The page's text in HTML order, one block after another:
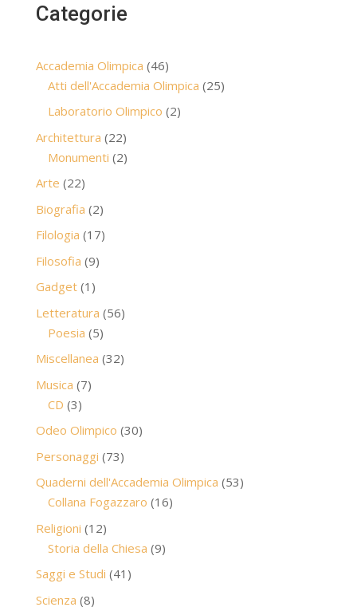
Categorie
Accademia Olimpica 4646
prodotti
Atti dell'Accademia Olimpica 2525
Laboratorio Olimpico 22
Architettura 2222
prodotti
Monumenti 22
Arte 2222
prodotti
Biografia 22
prodotti
Filologia 1717
Filosofia 99
Gadget 1 1
prodotto
Letteratura 5656
Poesia 55
prodotti
Miscellanea 3232
Musica 77
CD 33
prodotti
Odeo Olimpico 3030
Personaggi 7373
prodotti
Quaderni dell'Accademia Olimpica 5353
Collana Fogazzaro 1616
Religioni 1212
prodotti
Storia della Chiesa 99
Saggi e Studi 41 41
Scienza 88